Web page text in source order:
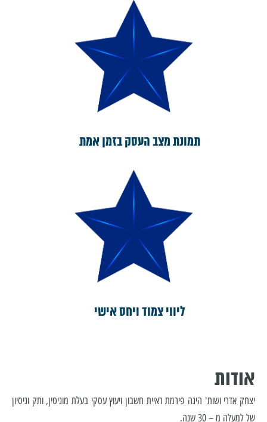
ליווי צמוד ויחס אישי
תמונת מצב העסק בזמן אמת
אודות
יצחק אדרי ושות' הינה פירמת ראיית חשבון ויעוץ עסקי בעלת מוניטין, ותק וניסיון
של למעלה מ – 30 שנה.